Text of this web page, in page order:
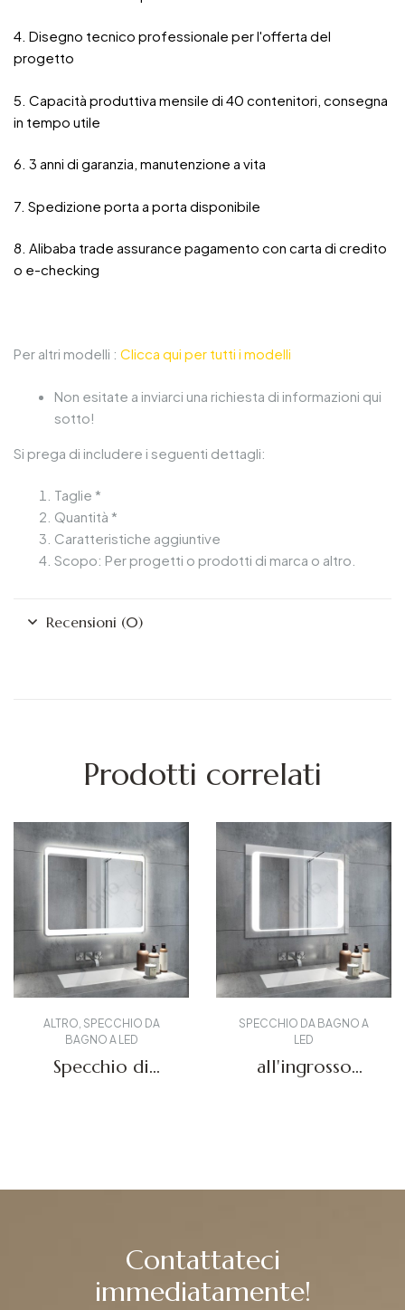
4. Disegno tecnico professionale per l'offerta del
progetto
5. Capacità produttiva mensile di 40 contenitori, consegna
in tempo utile
6. 3 anni di garanzia, manutenzione a vita
7. Spedizione porta a porta disponibile
8. Alibaba trade assurance pagamento con carta di credito
o e-checking
Per altri modelli : Clicca qui per tutti i modelli
Non esitate a inviarci una richiesta di informazioni qui
sotto!
Si prega di includere i seguenti dettagli:
Taglie *
Quantità *
Caratteristiche aggiuntive
Scopo: Per progetti o prodotti di marca o altro.
Recensioni (0)
Prodotti correlati
ALTRO SPECCHIO DA
BAGNO A LED
Specchio di
SPECCHIO DA BAGNO A
LED
all'ingrosso
Contattateci
immediatamente!